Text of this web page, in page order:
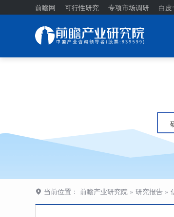
前瞻网 可行性研究 专项市场调研 白
当前位置： 前瞻产业研究院 » 研究报告 »